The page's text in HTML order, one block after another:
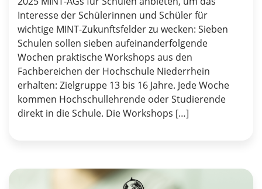
Interesse der Schülerinnen und Schüler für
wichtige MINT-Zukunftsfelder zu wecken: Sieben
Schulen sollen sieben aufeinanderfolgende
Wochen praktische Workshops aus den
Fachbereichen der Hochschule Niederrhein
erhalten: Zielgruppe 13 bis 16 Jahre. Jede Woche
kommen Hochschullehrende oder Studierende
direkt in die Schule. Die Workshops […]